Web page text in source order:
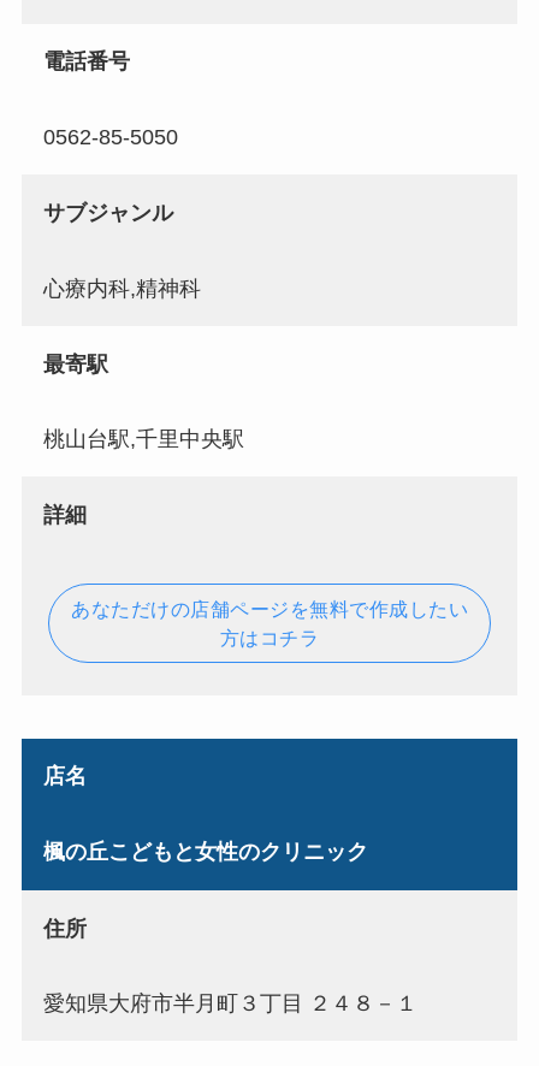
電話番号
0562-85-5050
サブジャンル
心療内科,精神科
最寄駅
桃山台駅,千里中央駅
詳細
あなただけの店舗ページを無料で作成したい
方はコチラ
店名
楓の丘こどもと女性のクリニック
住所
愛知県大府市半月町３丁目 ２４８－１